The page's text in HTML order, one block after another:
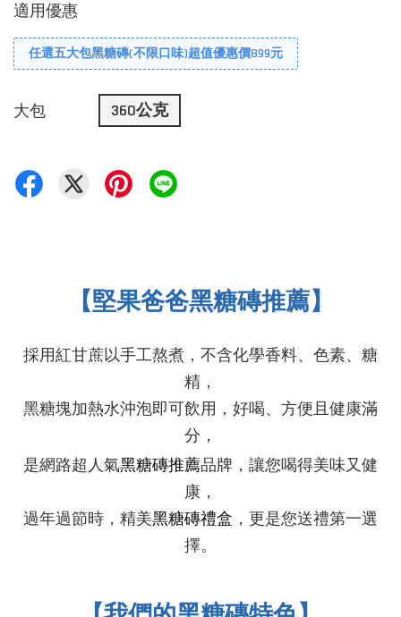
適用優惠
任選五大包黑糖磚(不限口味)超值優惠價899元
大包 360公克
【堅果爸爸黑糖磚推薦】
採用紅甘蔗以手工熬煮， 不含化學香料、色素、糖
精，
黑糖塊加熱水沖泡即可飲用，好喝、方便且健康滿
分，
是網路超人氣黑糖磚推薦品牌，讓您喝得美味又健
康，
過年過節時，精美黑糖磚禮盒 ，更是您送禮第一選
擇。